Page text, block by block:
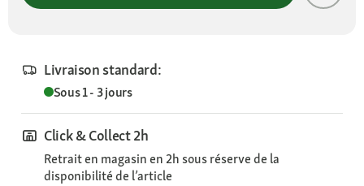
Livraison standard:
Sous 1 - 3 jours
Click & Collect 2h
Retrait en magasin en 2h sous réserve de la
disponibilité de l’article